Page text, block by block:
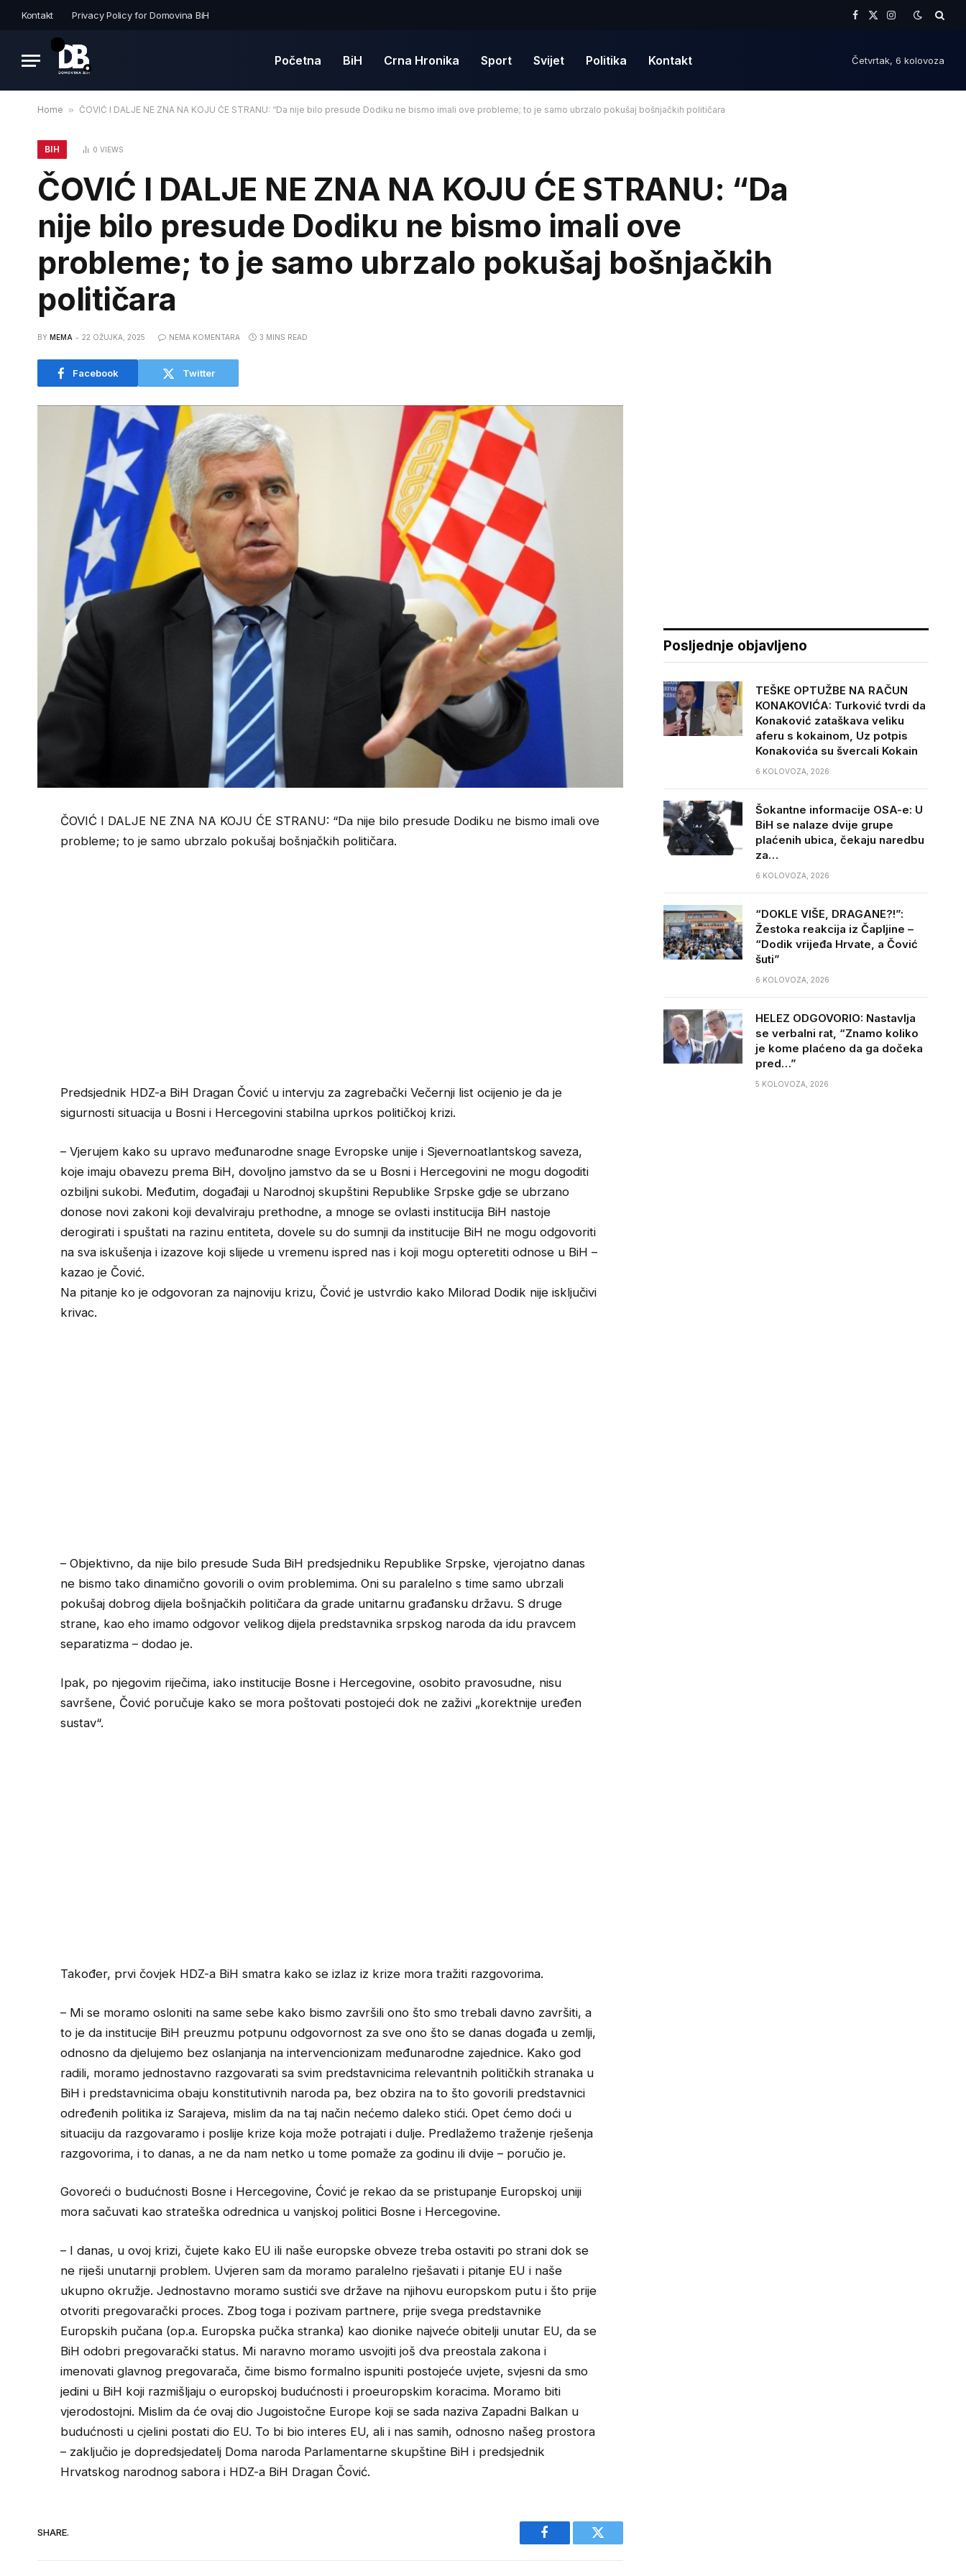
Kontakt Privacy Policy for Domovina BiH
Facebook
X
Instagram
Početna BiH Crna Hronika Sport Svijet Politika Kontakt Četvrtak, 6 kolovoza
Home » ČOVIĆ I DALJE NE ZNA NA KOJU ĆE STRANU: “Da nije bilo presude Dodiku ne bismo imali ove probleme; to je samo ubrzalo pokušaj bošnjačkih političara
BIH 0VIEWS
ČOVIĆ I DALJE NE ZNA NA KOJU ĆE STRANU: “Da
nije bilo presude Dodiku ne bismo imali ove
probleme; to je samo ubrzalo pokušaj bošnjačkih
političara
BY MEMA 22 OŽUJKA, 2025 NEMA KOMENTARA 3 MINS READ
Facebook Twitter
ČOVIĆ I DALJE NE ZNA NA KOJU ĆE STRANU: “Da nije bilo presude Dodiku ne bismo imali ove
probleme; to je samo ubrzalo pokušaj bošnjačkih političara.
Predsjednik HDZ-a BiH Dragan Čović u intervju za zagrebački Večernji list ocijenio je da je
sigurnosti situacija u Bosni i Hercegovini stabilna uprkos političkoj krizi.
– Vjerujem kako su upravo međunarodne snage Evropske unije i Sjevernoatlantskog saveza,
koje imaju obavezu prema BiH, dovoljno jamstvo da se u Bosni i Hercegovini ne mogu dogoditi
ozbiljni sukobi. Međutim, događaji u Narodnoj skupštini Republike Srpske gdje se ubrzano
donose novi zakoni koji devalviraju prethodne, a mnoge se ovlasti institucija BiH nastoje
derogirati i spuštati na razinu entiteta, dovele su do sumnji da institucije BiH ne mogu odgovoriti
na sva iskušenja i izazove koji slijede u vremenu ispred nas i koji mogu opteretiti odnose u BiH –
kazao je Čović.
Na pitanje ko je odgovoran za najnoviju krizu, Čović je ustvrdio kako Milorad Dodik nije isključivi
krivac.
– Objektivno, da nije bilo presude Suda BiH predsjedniku Republike Srpske, vjerojatno danas
ne bismo tako dinamično govorili o ovim problemima. Oni su paralelno s time samo ubrzali
pokušaj dobrog dijela bošnjačkih političara da grade unitarnu građansku državu. S druge
strane, kao eho imamo odgovor velikog dijela predstavnika srpskog naroda da idu pravcem
separatizma – dodao je.
Ipak, po njegovim riječima, iako institucije Bosne i Hercegovine, osobito pravosudne, nisu
savršene, Čović poručuje kako se mora poštovati postojeći dok ne zaživi „korektnije uređen
sustav“.
Također, prvi čovjek HDZ-a BiH smatra kako se izlaz iz krize mora tražiti razgovorima.
– Mi se moramo osloniti na same sebe kako bismo završili ono što smo trebali davno završiti, a
to je da institucije BiH preuzmu potpunu odgovornost za sve ono što se danas događa u zemlji,
odnosno da djelujemo bez oslanjanja na intervencionizam međunarodne zajednice. Kako god
radili, moramo jednostavno razgovarati sa svim predstavnicima relevantnih političkih stranaka u
BiH i predstavnicima obaju konstitutivnih naroda pa, bez obzira na to što govorili predstavnici
određenih politika iz Sarajeva, mislim da na taj način nećemo daleko stići. Opet ćemo doći u
situaciju da razgovaramo i poslije krize koja može potrajati i dulje. Predlažemo traženje rješenja
razgovorima, i to danas, a ne da nam netko u tome pomaže za godinu ili dvije – poručio je.
Govoreći o budućnosti Bosne i Hercegovine, Ćović je rekao da se pristupanje Europskoj uniji
mora sačuvati kao strateška odrednica u vanjskoj politici Bosne i Hercegovine.
– I danas, u ovoj krizi, čujete kako EU ili naše europske obveze treba ostaviti po strani dok se
ne riješi unutarnji problem. Uvjeren sam da moramo paralelno rješavati i pitanje EU i naše
ukupno okružje. Jednostavno moramo sustići sve države na njihovu europskom putu i što prije
otvoriti pregovarački proces. Zbog toga i pozivam partnere, prije svega predstavnike
Europskih pučana (op.a. Europska pučka stranka) kao dionike najveće obitelji unutar EU, da se
BiH odobri pregovarački status. Mi naravno moramo usvojiti još dva preostala zakona i
imenovati glavnog pregovarača, čime bismo formalno ispuniti postojeće uvjete, svjesni da smo
jedini u BiH koji razmišljaju o europskoj budućnosti i proeuropskim koracima. Moramo biti
vjerodostojni. Mislim da će ovaj dio Jugoistočne Europe koji se sada naziva Zapadni Balkan u
budućnosti u cjelini postati dio EU. To bi bio interes EU, ali i nas samih, odnosno našeg prostora
– zaključio je dopredsjedatelj Doma naroda Parlamentarne skupštine BiH i predsjednik
Hrvatskog narodnog sabora i HDZ-a BiH Dragan Čović.
SHARE.
Facebook Twitter
Posljednje objavljeno
TEŠKE OPTUŽBE NA RAČUN
KONAKOVIĆA: Turković tvrdi da
Konaković zataškava veliku
aferu s kokainom, Uz potpis
Konakovića su švercali Kokain
6 KOLOVOZA, 2026
Šokantne informacije OSA-e: U
BiH se nalaze dvije grupe
plaćenih ubica, čekaju naredbu
za…
6 KOLOVOZA, 2026
“DOKLE VIŠE, DRAGANE?!”:
Žestoka reakcija iz Čapljine –
“Dodik vrijeđa Hrvate, a Čović
šuti”
6 KOLOVOZA, 2026
HELEZ ODGOVORIO: Nastavlja
se verbalni rat, “Znamo koliko
je kome plaćeno da ga dočeka
pred…”
5 KOLOVOZA, 2026